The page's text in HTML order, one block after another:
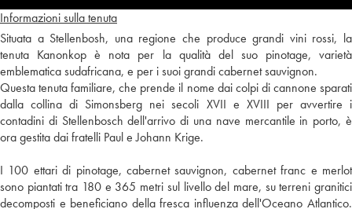
Informazioni sulla tenuta
Situata a Stellenbosh, una regione che produce grandi vini rossi, la
tenuta Kanonkop è nota per la qualità del suo pinotage, varietà
emblematica sudafricana, e per i suoi grandi cabernet sauvignon.
Questa tenuta familiare, che prende il nome dai colpi di cannone sparati
dalla collina di Simonsberg nei secoli XVII e XVIII per avvertire i
contadini di Stellenbosch dell'arrivo di una nave mercantile in porto, è
ora gestita dai fratelli Paul e Johann Krige.
I 100 ettari di pinotage, cabernet sauvignon, cabernet franc e merlot
sono piantati tra 180 e 365 metri sul livello del mare, su terreni granitici
decomposti e beneficiano della fresca influenza dell'Oceano Atlantico.